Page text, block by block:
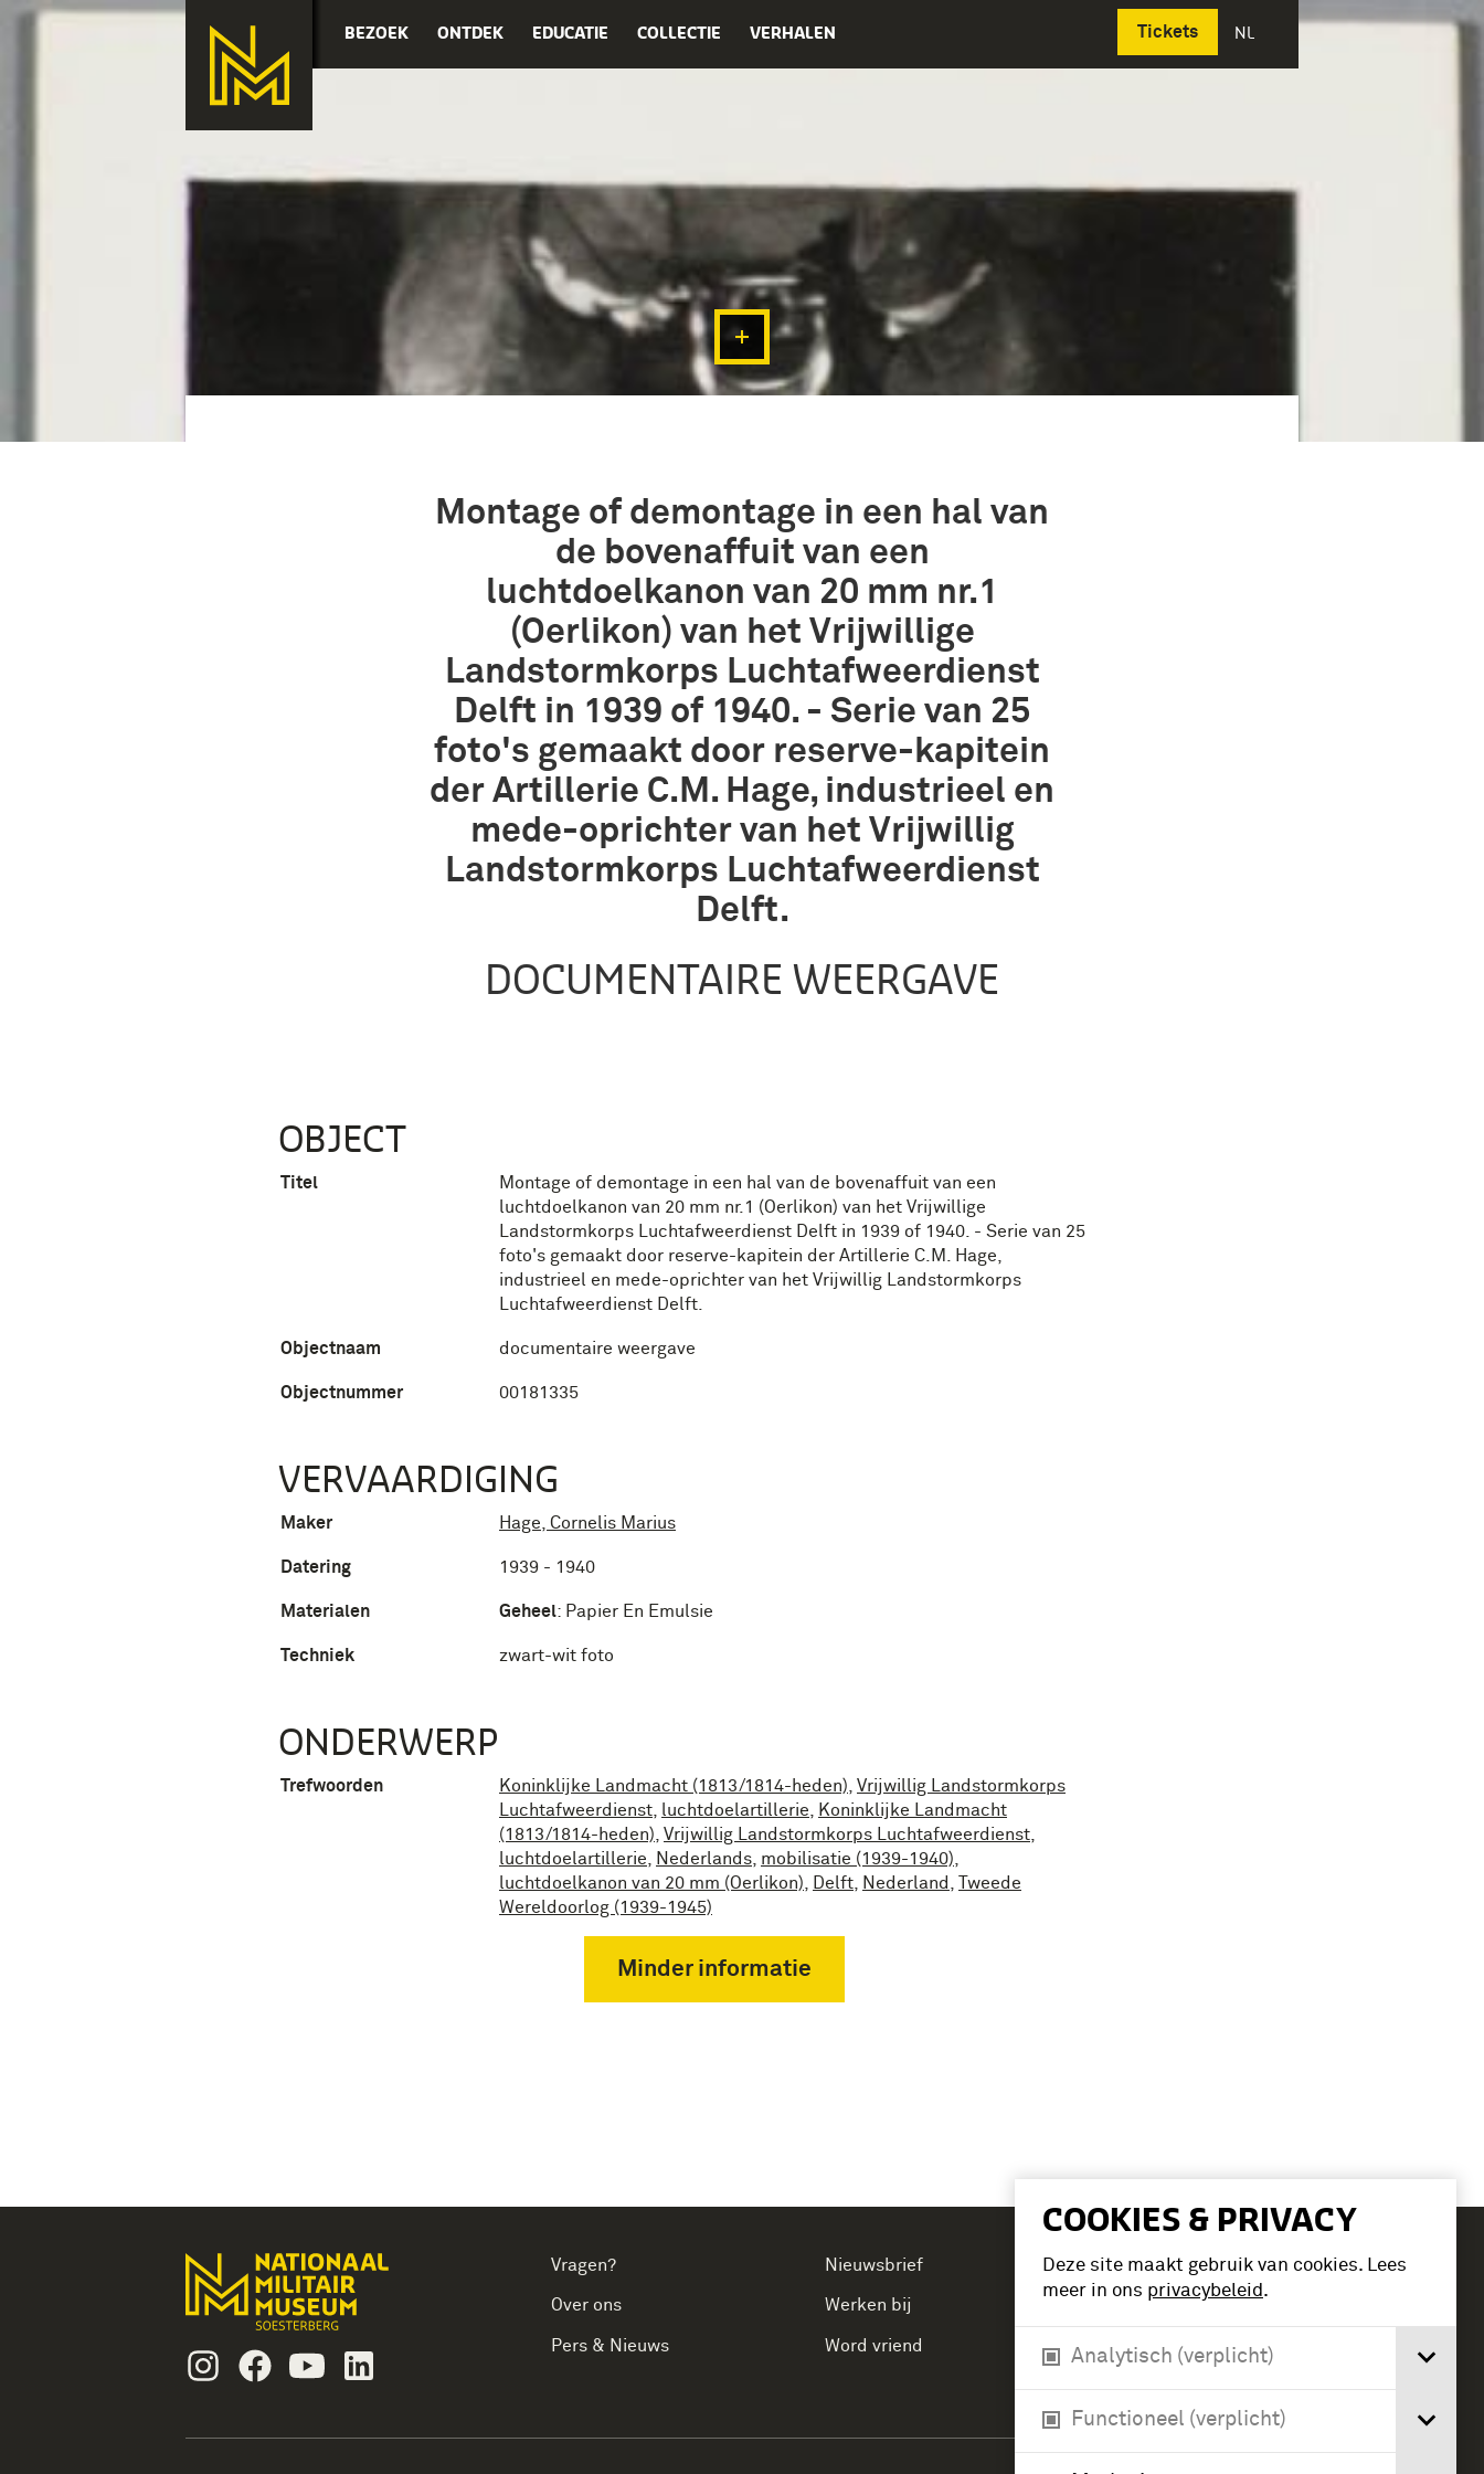
BEZOEK ONTDEK EDUCATIE COLLECTIE VERHALEN Tickets NL
Deutsch
COOKIES & PRIVACY
Deze site maakt gebruik van cookies. Lees
meer in ons privacybeleid.
Analytisch (verplicht)
Functioneel (verplicht)
Montage of demontage in een hal van
de bovenaffuit van een
luchtdoelkanon van 20 mm nr.1
(Oerlikon) van het Vrijwillige
Landstormkorps Luchtafweerdienst
Delft in 1939 of 1940. - Serie van 25
foto's gemaakt door reserve-kapitein
der Artillerie C.M. Hage, industrieel en
mede-oprichter van het Vrijwillig
Landstormkorps Luchtafweerdienst
Delft.
DOCUMENTAIRE WEERGAVE
OBJECT
Titel
Montage of demontage in een hal van de bovenaffuit van een
luchtdoelkanon van 20 mm nr.1 (Oerlikon) van het Vrijwillige
Landstormkorps Luchtafweerdienst Delft in 1939 of 1940. - Serie van 25
foto's gemaakt door reserve-kapitein der Artillerie C.M. Hage,
industrieel en mede-oprichter van het Vrijwillig Landstormkorps
Luchtafweerdienst Delft.
Objectnaam documentaire weergave
Objectnummer 00181335
VERVAARDIGING
Maker Hage, Cornelis Marius
Datering 1939 - 1940
Materialen Geheel: Papier En Emulsie
Techniek zwart-wit foto
ONDERWERP
Trefwoorden Koninklijke Landmacht (1813/1814-heden) Vrijwillig Landstormkorps
Luchtafweerdienst
luchtdoelartillerie
Koninklijke Landmacht
(1813/1814-heden) Vrijwillig Landstormkorps Luchtafweerdienst
luchtdoelartillerie
Nederlands mobilisatie (1939-1940)
luchtdoelkanon van 20 mm (Oerlikon)
Delft Nederland
Tweede
Wereldoorlog (1939-1945)
Minder informatie
InstagramFacebookYoutube
Vragen?
Over ons
Pers & Nieuws
Nieuwsbrief
Werken bij
Word vriend
Tickets
Verlengde Paltzerweg 1